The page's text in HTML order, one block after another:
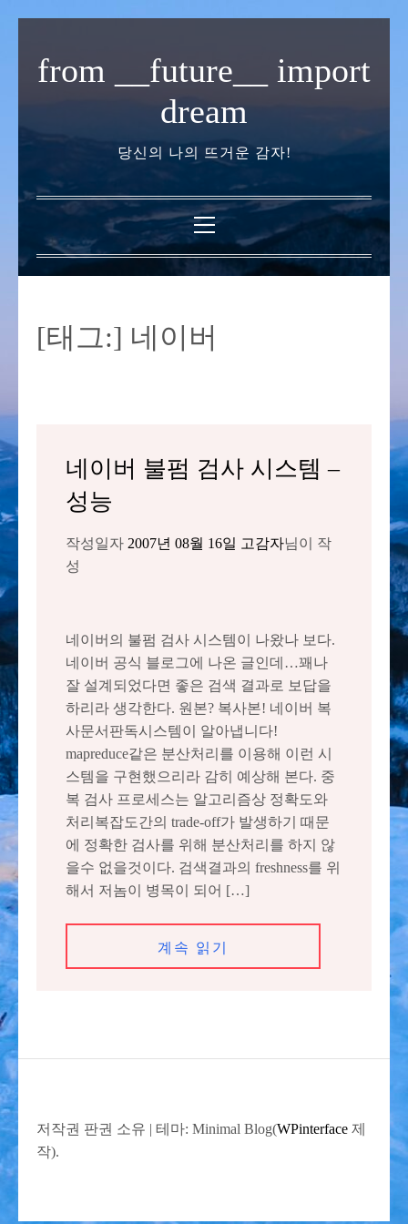
기
from __future__ import
dream
당신의 나의 뜨거운 감자!
기
본
메
뉴
[태그:] 네이버
네이버 불펌 검사 시스템 –
성능
작성일자 2007년 08월 16일 고감자님이 작
성
네이버의 불펌 검사 시스템이 나왔나 보다.
네이버 공식 블로그에 나온 글인데…꽤나
잘 설계되었다면 좋은 검색 결과로 보답을
하리라 생각한다. 원본? 복사본! 네이버 복
사문서판독시스템이 알아냅니다!
mapreduce같은 분산처리를 이용해 이런 시
스템을 구현했으리라 감히 예상해 본다. 중
복 검사 프로세스는 알고리즘상 정확도와
처리복잡도간의 trade-off가 발생하기 때문
에 정확한 검사를 위해 분산처리를 하지 않
을수 없을것이다. 검색결과의 freshness를 위
해서 저놈이 병목이 되어 […]
계속 읽기
저작권 판권 소유 | 테마: Minimal Blog(WPinterface 제
작).